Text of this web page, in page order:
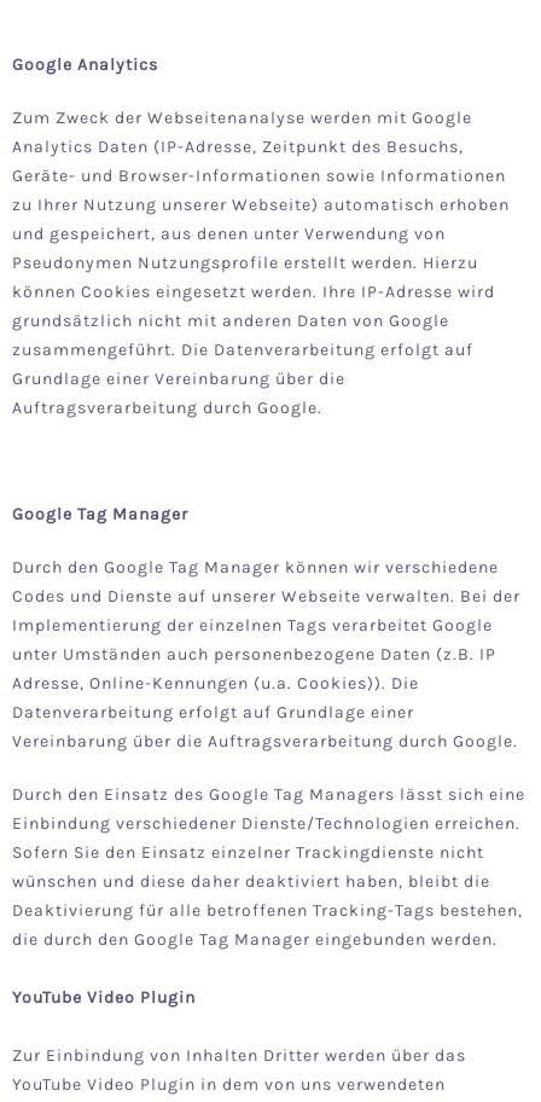
Google Analytics
Zum Zweck der Webseitenanalyse werden mit Google
Analytics Daten (IP-Adresse, Zeitpunkt des Besuchs,
Geräte- und Browser-Informationen sowie Informationen
zu Ihrer Nutzung unserer Webseite) automatisch erhoben
und gespeichert, aus denen unter Verwendung von
Pseudonymen Nutzungsprofile erstellt werden. Hierzu
können Cookies eingesetzt werden. Ihre IP-Adresse wird
grundsätzlich nicht mit anderen Daten von Google
zusammengeführt. Die Datenverarbeitung erfolgt auf
Grundlage einer Vereinbarung über die
Auftragsverarbeitung durch Google.
Google Tag Manager
Durch den Google Tag Manager können wir verschiedene
Codes und Dienste auf unserer Webseite verwalten. Bei der
Implementierung der einzelnen Tags verarbeitet Google
unter Umständen auch personenbezogene Daten (z.B. IP
Adresse, Online-Kennungen (u.a. Cookies)). Die
Datenverarbeitung erfolgt auf Grundlage einer
Vereinbarung über die Auftragsverarbeitung durch Google.
Durch den Einsatz des Google Tag Managers lässt sich eine
Einbindung verschiedener Dienste/Technologien erreichen.
Sofern Sie den Einsatz einzelner Trackingdienste nicht
wünschen und diese daher deaktiviert haben, bleibt die
Deaktivierung für alle betroffenen Tracking-Tags bestehen,
die durch den Google Tag Manager eingebunden werden.
YouTube Video Plugin
Zur Einbindung von Inhalten Dritter werden über das
YouTube Video Plugin in dem von uns verwendeten